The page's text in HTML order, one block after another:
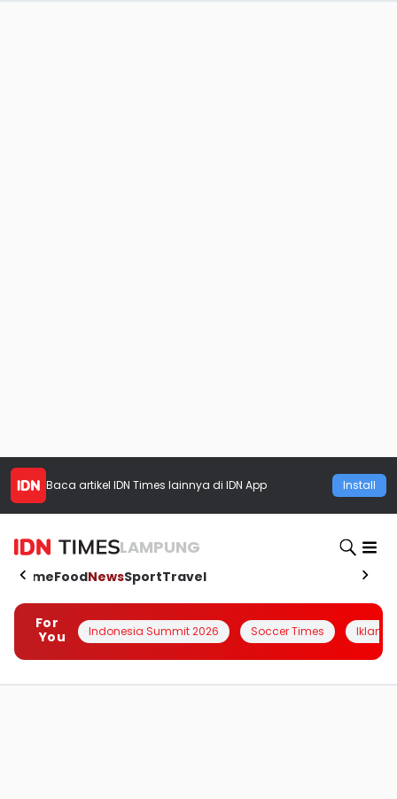
Baca artikel IDN Times lainnya di IDN App Install
LAMPUNG
HomeFoodNewsSportTravel
For
You
Indonesia Summit 2026 Soccer Times Iklanin